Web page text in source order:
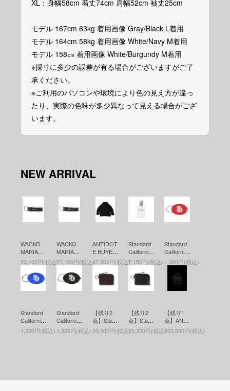
XL：身幅58cm 着丈74cm 肩幅52cm 袖丈25cm
モデル 167cm 63kg 着用画像 Gray/Black L着用
モデル 164cm 58kg 着用画像 White/Navy M着用
モデル 158㎝ 着用画像 White/Burgundy M着用
※採寸に多少の誤差が有る場合がございますがご了
承ください。
※ご利用のパソコンや環境により色の見え方が違っ
たり、実際の色味が多少異なって見える場合がござ
います。
NEW ARRIVAL
WACKO
MARIA
(ワコマリ
ア) LEAT
HER BEL
T ( TYPE-
2 ) (レザ
23,100円(税込)
WACKO
MARIA
(ワコマリ
ア) LEAT
HER BEL
T ( TYPE-
1 ) (レザ
23,100円(税込)
ANTIDOT
E BUYER
S CLUB
(アンチド
ートバイ
ヤーズク
ラブ) ASI
versized
Cutoff Par
ka(カット
オフパー
47,300円(税込)
Standard
California
(スタンダ
ードカリ
フォルニ
ア) SD Fr
agrance
7,150円(税込)
Standard
California
(スタンダ
ードカリ
フォルニ
ア) SD Co
in Case
1,320円(税込)
Standard
California
(スタンダ
ードカリ
E
1,320円(税込)
Standard
California
(スタンダ
ードカリ
CK
1,320円(税込)
【残り2
点】Stand
ard Califor
nia(スタ
eather Wa
25,300円(税込)
【残り2
点】Stand
ard Califor
nia(スタ
eather Wa
25,300円(税込)
【残り1
点】ANTI
DOTE BU
YERS CL
ool Bag(M
203,500円(税込)